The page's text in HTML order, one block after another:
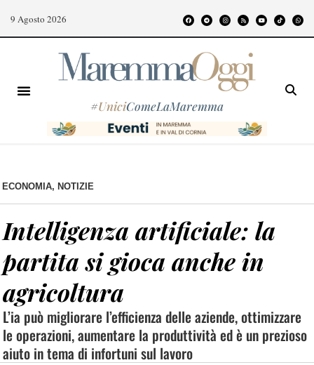
9 Agosto 2026
#UniciComeLaMaremma
ECONOMIA, NOTIZIE
Intelligenza artificiale: la
partita si gioca anche in
agricoltura
L’ia può migliorare l’efficienza delle aziende, ottimizzare
le operazioni, aumentare la produttività ed è un prezioso
aiuto in tema di infortuni sul lavoro